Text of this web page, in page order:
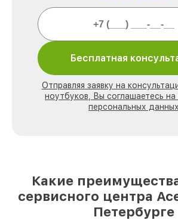
Бесплатная
Отправляя заявку на
ноутбуков, Вы соглашаетесь
персональных данных
Какие
сервисного центра
Петербурге